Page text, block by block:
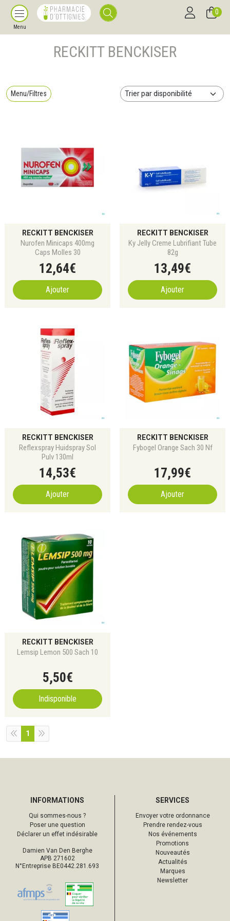
Menu
0
RECKITT BENCKISER
Menu/Filtres
RECKITT BENCKISER
Nurofen Minicaps 400mg
Caps Molles 30
12,64€
Ajouter
RECKITT BENCKISER
Ky Jelly Creme Lubrifiant Tube
82g
13,49€
Ajouter
RECKITT BENCKISER
Reflexspray Huidspray Sol
Pulv 130ml
14,53€
Ajouter
RECKITT BENCKISER
Fybogel Orange Sach 30 Nf
17,99€
Ajouter
RECKITT BENCKISER
Lemsip Lemon 500 Sach 10
5,50€
Indisponible
1
INFORMATIONS
Qui sommes-nous ?
Poser une question
Déclarer un effet indésirable
Damien Van Den Berghe
APB 271602
N°Entreprise BE0442.281.693
SERVICES
Envoyer votre ordonnance
Prendre rendez-vous
Nos événements
Promotions
Nouveautés
Actualités
Marques
Newsletter